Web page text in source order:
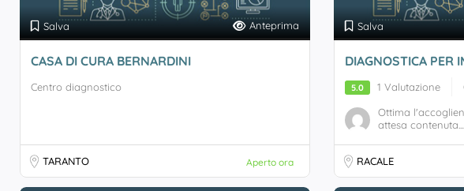
Salva Anteprima
CASA DI CURA BERNARDINI
Centro diagnostico
TARANTO Aperto ora
Salva
DIAGNOSTICA PER
5.0 1 Valutazione
Ottima
attesa contenuta....
RACALE